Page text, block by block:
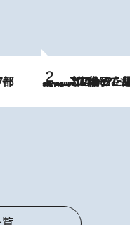
2026.8.5
【阿川佐和子さんの年とる力】なぜ70代で始めた趣味は“こんなに楽しい”のか？ ピアノ、俳句…スランプに陥っても続けられる“ある秘訣”とは